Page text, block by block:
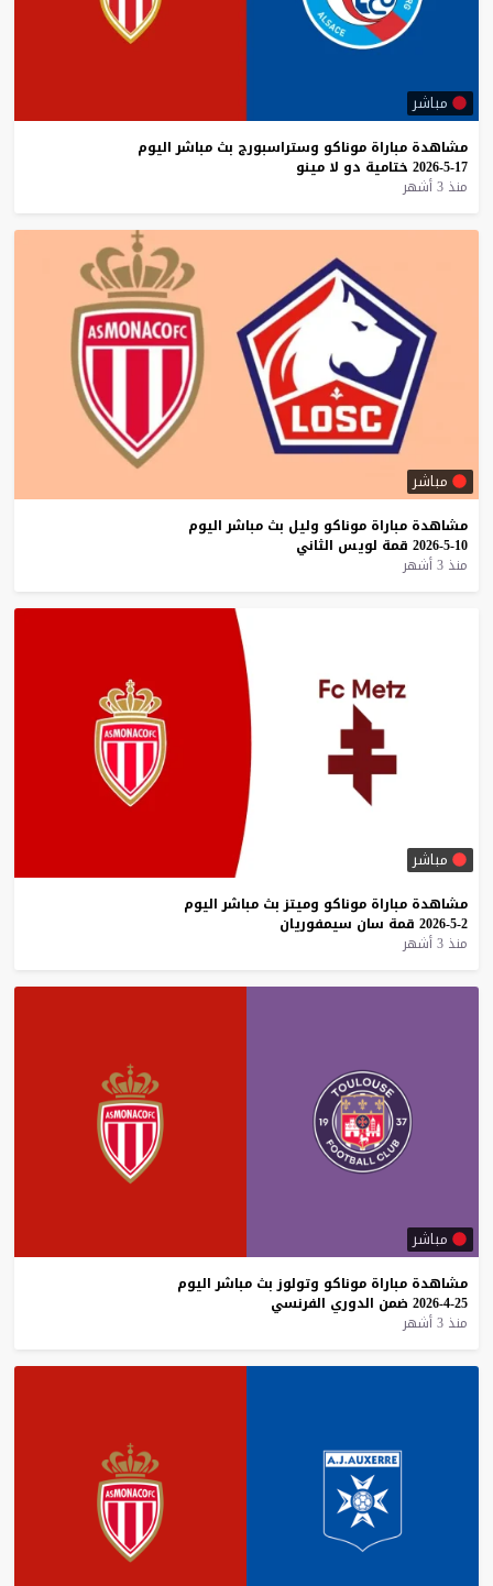
مباشر
مشاهدة مباراة موناكو وستراسبورج بث مباشر اليوم
17-5-2026
ختامية دو لا مينو
منذ 3 أشهر
مباشر
مشاهدة مباراة موناكو وليل بث مباشر اليوم
10-5-2026
قمة لويس الثاني
منذ 3 أشهر
مباشر
مشاهدة مباراة موناكو وميتز بث مباشر اليوم
2-5-2026
قمة سان سيمفوريان
منذ 3 أشهر
مباشر
مشاهدة مباراة موناكو وتولوز بث مباشر اليوم
25-4-2026
ضمن الدوري الفرنسي
منذ 3 أشهر